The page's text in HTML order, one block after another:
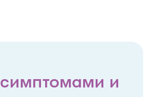
и